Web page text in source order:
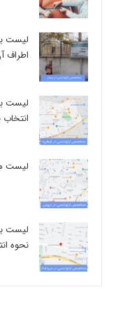
لیست
اطراف
لیست
لیست
لیست
نحوه